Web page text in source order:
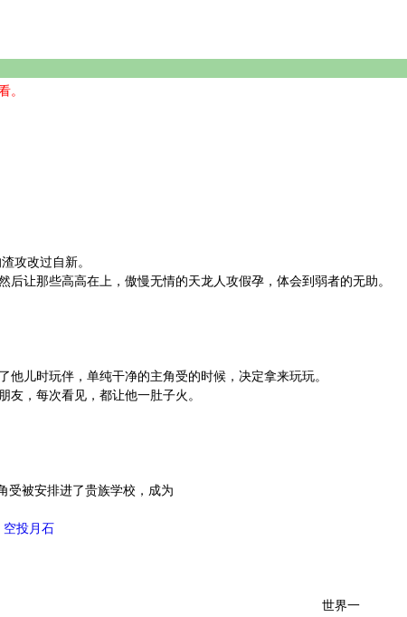
。
攻改过自新。
让那些高高在上，傲慢无情的天龙人攻假孕，体会到弱者的无助。
儿时玩伴，单纯干净的主角受的时候，决定拿来玩玩。
友，每次看见，都让他一肚子火。
受被安排进了贵族学校，成为
空投月石
世界一